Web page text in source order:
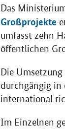
Das
Großprojekte
umfasst zehn
öffentlichen
Die
durchgängig in
international
Im Einzelnen